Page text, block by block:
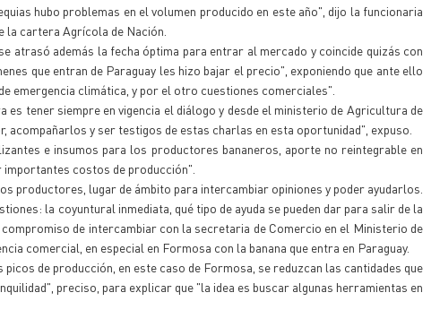
hubo problemas en el volumen producido en este año", dijo la funcionaria
la cartera Agrícola de Nación.
atrasó además la fecha óptima para entrar al mercado y coincide quizás con
que entran de Paraguay les hizo bajar el precio", exponiendo que ante ello
emergencia climática, y por el otro cuestiones comerciales".
tener siempre en vigencia el diálogo y desde el ministerio de Agricultura de
acompañarlos y ser testigos de estas charlas en esta oportunidad", expuso.
e insumos para los productores bananeros, aporte no reintegrable en
costos de producción".
productores, lugar de ámbito para intercambiar opiniones y poder ayudarlos.
la coyuntural inmediata, qué tipo de ayuda se pueden dar para salir de la
de intercambiar con la secretaria de Comercio en el Ministerio de
comercial, en especial en Formosa con la banana que entra en Paraguay.
de producción, en este caso de Formosa, se reduzcan las cantidades que
preciso, para explicar que "la idea es buscar algunas herramientas en